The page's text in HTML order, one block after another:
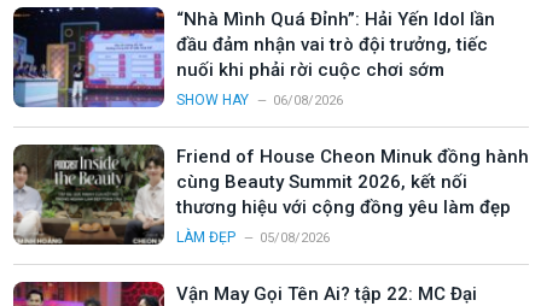
“Nhà Mình Quá Đỉnh”: Hải Yến Idol lần
đầu đảm nhận vai trò đội trưởng, tiếc
nuối khi phải rời cuộc chơi sớm
SHOW HAY 06/08/2026
Friend of House Cheon Minuk đồng hành
cùng Beauty Summit 2026, kết nối
thương hiệu với cộng đồng yêu làm đẹp
LÀM ĐẸP 05/08/2026
Vận May Gọi Tên Ai? tập 22: MC Đại